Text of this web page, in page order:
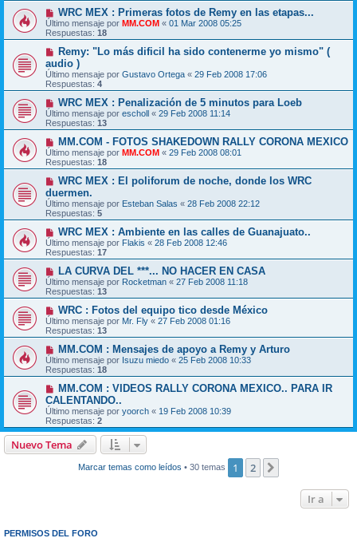
WRC MEX : Primeras fotos de Remy en las etapas...
Último mensaje por MM.COM « 01 Mar 2008 05:25
Respuestas: 18
Remy: "Lo más dificil ha sido contenerme yo mismo" (
audio )
Último mensaje por Gustavo Ortega « 29 Feb 2008 17:06
Respuestas: 4
WRC MEX : Penalización de 5 minutos para Loeb
Último mensaje por escholl « 29 Feb 2008 11:14
Respuestas: 13
MM.COM - FOTOS SHAKEDOWN RALLY CORONA MEXICO
Último mensaje por MM.COM « 29 Feb 2008 08:01
Respuestas: 18
WRC MEX : El poliforum de noche, donde los WRC
duermen.
Último mensaje por Esteban Salas « 28 Feb 2008 22:12
Respuestas: 5
WRC MEX : Ambiente en las calles de Guanajuato..
Último mensaje por Flakis « 28 Feb 2008 12:46
Respuestas: 17
LA CURVA DEL ***... NO HACER EN CASA
Último mensaje por Rocketman « 27 Feb 2008 11:18
Respuestas: 13
WRC : Fotos del equipo tico desde México
Último mensaje por Mr. Fly « 27 Feb 2008 01:16
Respuestas: 13
MM.COM : Mensajes de apoyo a Remy y Arturo
Último mensaje por Isuzu miedo « 25 Feb 2008 10:33
Respuestas: 18
MM.COM : VIDEOS RALLY CORONA MEXICO.. PARA IR
CALENTANDO..
Último mensaje por yoorch « 19 Feb 2008 10:39
Respuestas: 2
Nuevo Tema
Marcar temas como leídos • 30 temas 1 2
Ir a
PERMISOS DEL FORO